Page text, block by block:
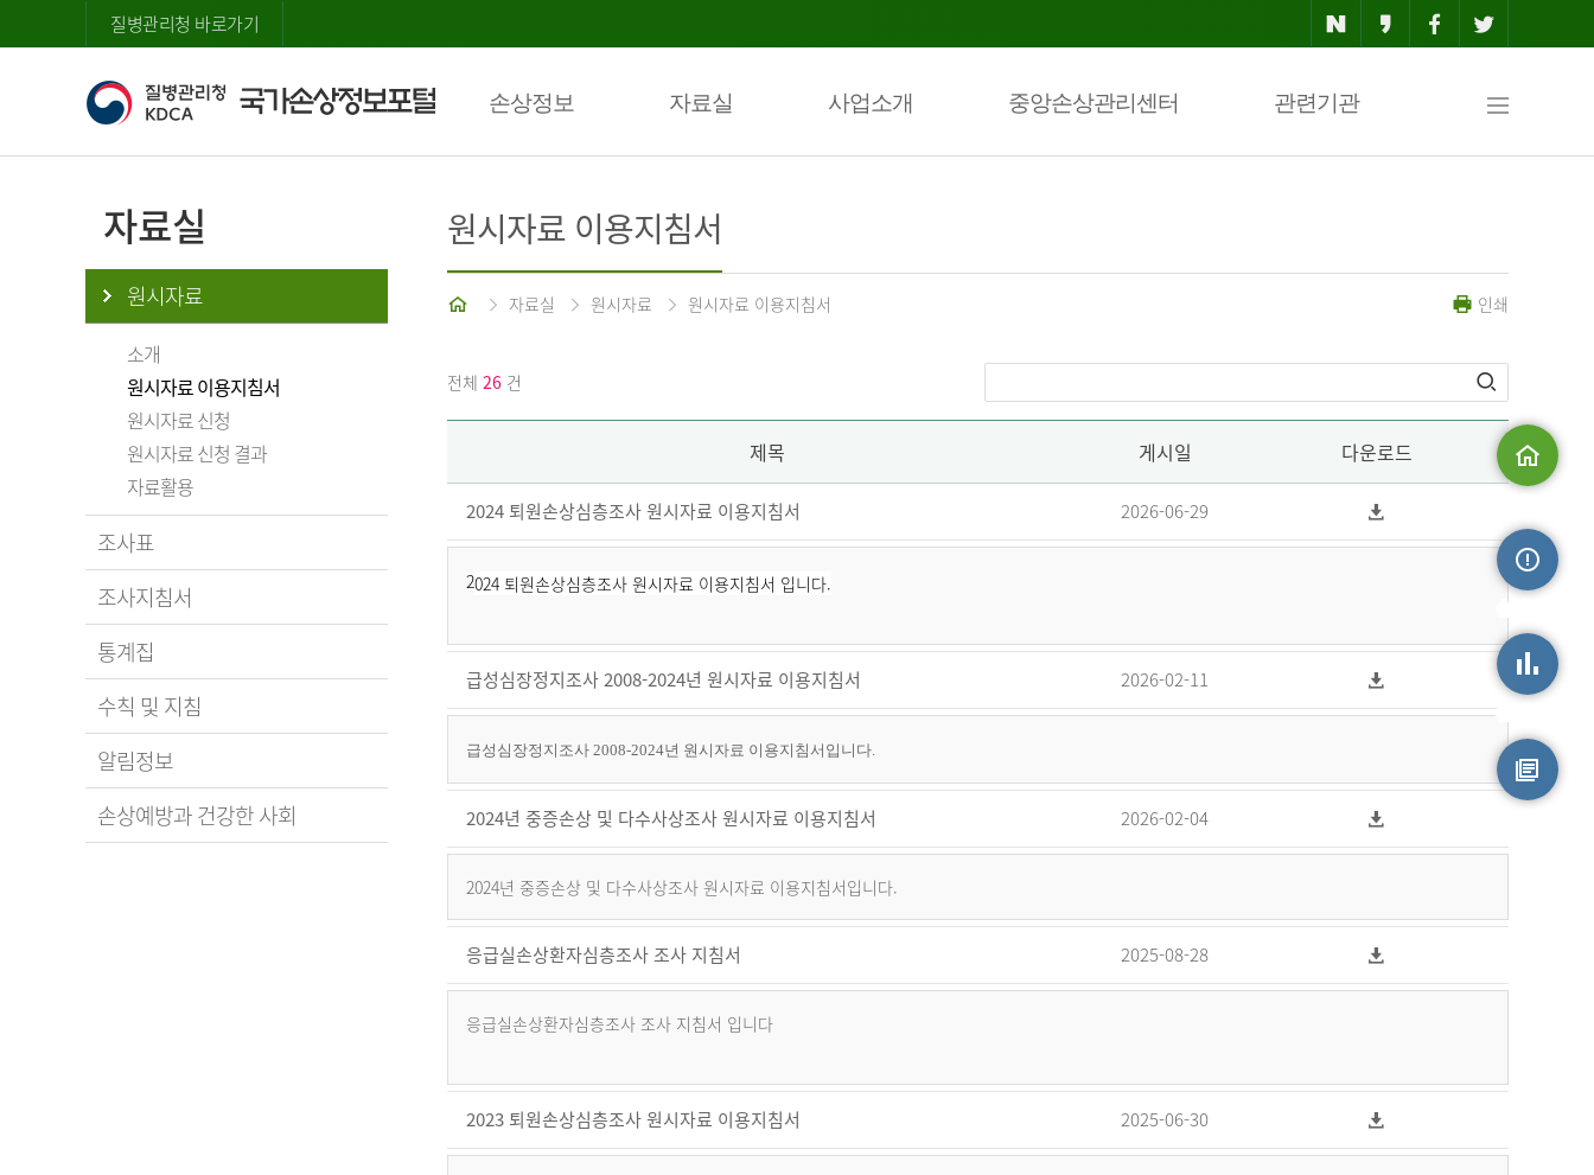
질병관리청 바로가기
손상정보 자료실 사업소개 중앙손상관리센터 관련기관
맵
자료실
원시자료
소개
원시자료 이용지침서
원시자료 신청
원시자료 신청 결과
자료활용
조사표
조사지침서
통계집
수칙 및 지침
알림정보
손상예방과 건강한 사회
원시자료 이용지침서
홈 자료실 원시자료 원시자료 이용지침서 인쇄
전체 26 건
제목 게시일 다운로드
2024 퇴원손상심층조사 원시자료 이용지침서 2026-06-29
2024 퇴원손상심층조사 원시자료 이용지침서 입니다.
급성심장정지조사 2008-2024년 원시자료 이용지침서 2026-02-11
급성심장정지조사 2008-2024년 원시자료 이용지침서입니다.
2024년 중증손상 및 다수사상조사 원시자료 이용지침서 2026-02-04
2024년 중증손상 및 다수사상조사 원시자료 이용지침서입니다.
응급실손상환자심층조사 조사 지침서 2025-08-28
응급실손상환자심층조사 조사 지침서 입니다
2023 퇴원손상심층조사 원시자료 이용지침서 2025-06-30
손상정보